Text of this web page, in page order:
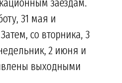
31 мая и
со вторника, 3
2 июня и
выходными